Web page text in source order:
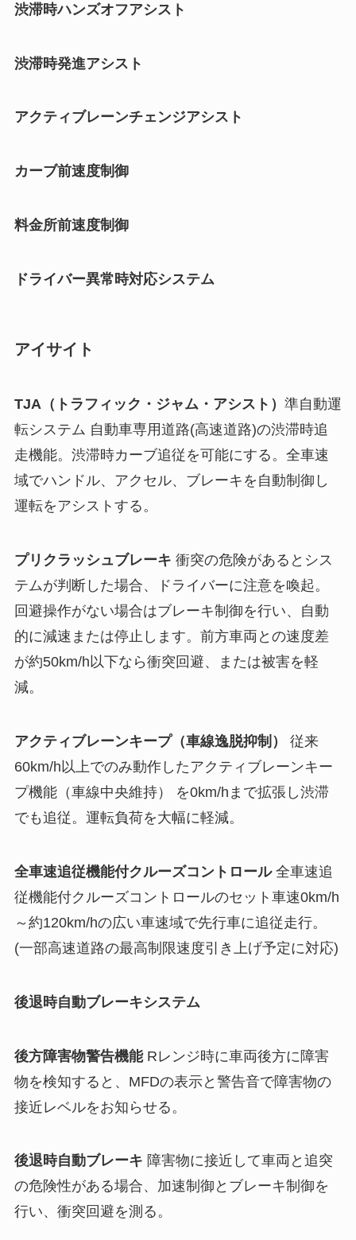
渋滞時ハンズオフアシスト
渋滞時発進アシスト
アクティブレーンチェンジアシスト
カーブ前速度制御
料金所前速度制御
ドライバー異常時対応システム
アイサイト
TJA（トラフィック・ジャム・アシスト） 準自動運
転システム 自動車専用道路(高速道路)の渋滞時追
走機能。渋滞時カーブ追従を可能にする。全車速
域でハンドル、アクセル、ブレーキを自動制御し
運転をアシストする。
プリクラッシュブレーキ 衝突の危険があるとシス
テムが判断した場合、ドライバーに注意を喚起。
回避操作がない場合はブレーキ制御を行い、自動
的に減速または停止します。前方車両との速度差
が約50km/h以下なら衝突回避、または被害を軽
減。
アクティブレーンキープ（車線逸脱抑制） 従来
60km/h以上でのみ動作したアクティブレーンキー
プ機能（車線中央維持） を0km/hまで拡張し渋滞
でも追従。運転負荷を大幅に軽減。
全車速追従機能付クルーズコントロール 全車速追
従機能付クルーズコントロールのセット車速0km/h
～約120km/hの広い車速域で先行車に追従走行。
(一部高速道路の最高制限速度引き上げ予定に対応)
後退時自動ブレーキシステム
後方障害物警告機能 Rレンジ時に車両後方に障害
物を検知すると、MFDの表示と警告音で障害物の
接近レベルをお知らせる。
後退時自動ブレーキ 障害物に接近して車両と追突
の危険性がある場合、加速制御とブレーキ制御を
行い、衝突回避を測る。